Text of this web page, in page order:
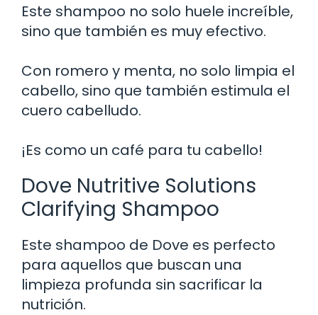
Este shampoo no solo huele increíble,
sino que también es muy efectivo.
Con romero y menta, no solo limpia el
cabello, sino que también estimula el
cuero cabelludo.
¡Es como un café para tu cabello!
Dove Nutritive Solutions
Clarifying Shampoo
Este shampoo de Dove es perfecto
para aquellos que buscan una
limpieza profunda sin sacrificar la
nutrición.